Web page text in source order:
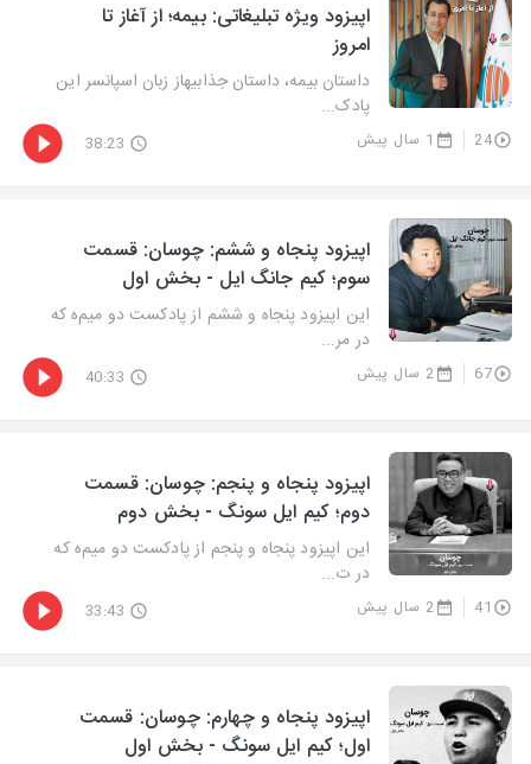
اپیزود ویژه تبلیغاتی: بیمه؛ از آغاز تا
امروز
داستان بیمه، داستان جذابیهاز زبان اسپانسر این
پادک...
24 1 سال پیش 38:23
اپیزود پنجاه و ششم: چوسان: قسمت
سوم؛ کیم جانگ ایل - بخش اول
این اپیزود پنجاه و ششم از پادکست دو میم‌ه که
در مر...
67 2 سال پیش 40:33
اپیزود پنجاه و پنجم: چوسان: قسمت
دوم؛ کیم ایل سونگ - بخش دوم
این اپیزود پنجاه و پنجم از پادکست دو میم‌ه که
در ت...
41 2 سال پیش 33:43
اپیزود پنجاه و چهارم: چوسان: قسمت
اول؛ کیم ایل سونگ - بخش اول